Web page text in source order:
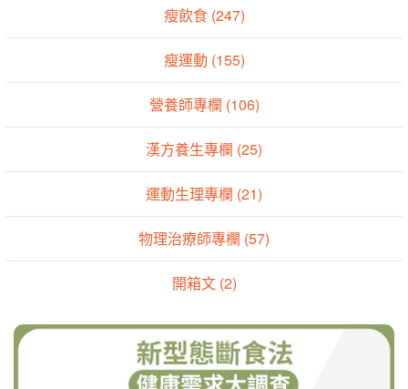
瘦飲食 (247)
瘦運動 (155)
營養師專欄 (106)
漢方養生專欄 (25)
運動生理專欄 (21)
物理治療師專欄 (57)
開箱文 (2)